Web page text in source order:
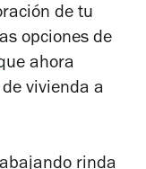
de tu
opciones de
ahora
vivienda a